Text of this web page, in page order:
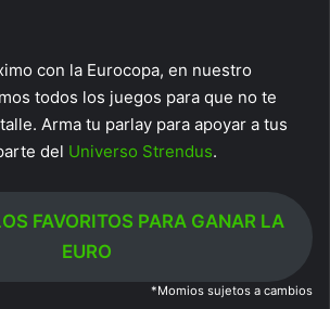
con la Eurocopa, en nuestro
todos los juegos para que no te
Arma tu parlay para apoyar a tus
del Universo Strendus.
FAVORITOS PARA GANAR LA
EURO
*Momios sujetos a cambios